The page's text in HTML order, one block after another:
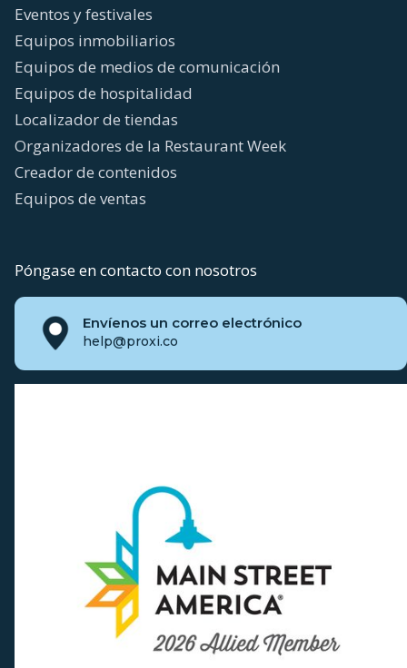
Eventos y festivales
Equipos inmobiliarios
Equipos de medios de comunicación
Equipos de hospitalidad
Localizador de tiendas
Organizadores de la Restaurant Week
Creador de contenidos
Equipos de ventas
Póngase en contacto con nosotros
Envíenos un correo electrónico
help@proxi.co